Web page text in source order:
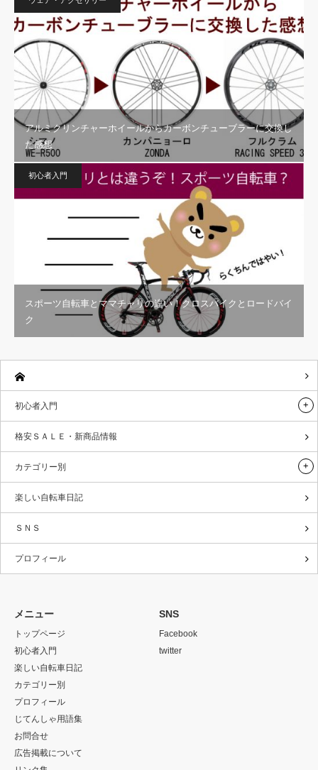
アルミクリンチャーホイールからカーボンチューブラーに交換し
た感想
初心者入門
スポーツ自転車とママチャリの違い！クロスバイクとロードバイ
ク
初心者入門
格安ＳＡＬＥ・新商品情報
カテゴリー別
楽しい自転車日記
ＳＮＳ
プロフィール
メニュー
トップページ
初心者入門
楽しい自転車日記
カテゴリー別
プロフィール
じてんしゃ用語集
お問合せ
広告掲載について
SNS
Facebook
twitter